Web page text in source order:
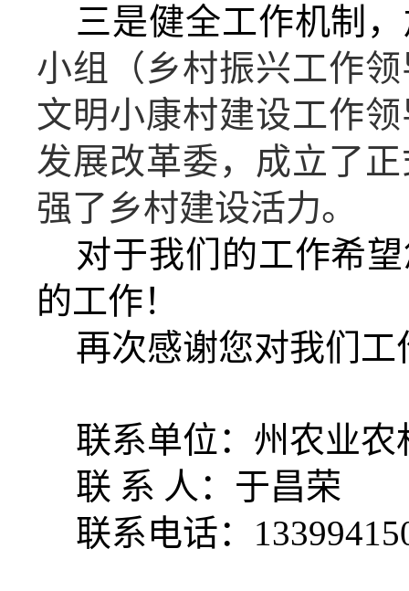
三是健全工作机制
小组（乡村振兴工作
文明小康村建设工作
发展改革委，成立了
强了乡村建设活力。
对于我们的工作希
的工作！
再次感谢您对我们工
联系单位 ：州农业农
联 系 人： 于昌荣
联系电话：